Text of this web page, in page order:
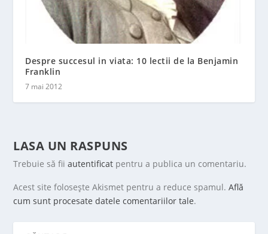
Despre succesul in viata: 10 lectii de la Benjamin
Franklin
7 mai 2012
LASA UN RASPUNS
Trebuie să fiiautentificat pentru a publica un comentariu.
Acest site folosește Akismet pentru a reduce spamul.Află
cum sunt procesate datele comentariilor tale.